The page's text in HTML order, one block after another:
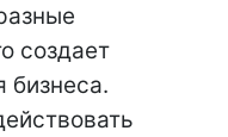
создает
бизнеса.